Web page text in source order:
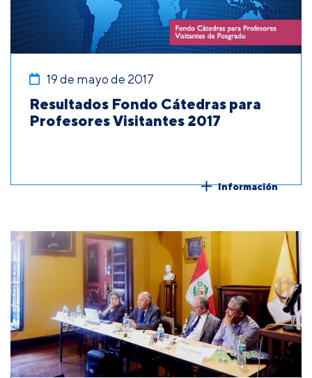
19 de mayo de 2017
Resultados Fondo Cátedras para
Profesores Visitantes 2017
Información